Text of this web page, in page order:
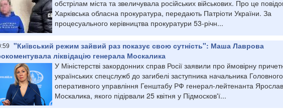
обстрілам міста та звеличувала російських військових. Про це
Харківська обласна прокуратура, передають Патріоти України. За
процесуального керівництва прокуратури 53-річн...
"Київський режим зайвий раз показує свою сутність": Маша Лаврова
ліквідацію генерала Москалика
У Міністерстві закордонних справ Росії заявили про ймовірну
українських спецслужб до загибелі заступника начальника Головного
оперативного управління Генштабу РФ генерал-лейтенанта
Москалика, якого підірвали 25 квітня у Підмосков'ї...